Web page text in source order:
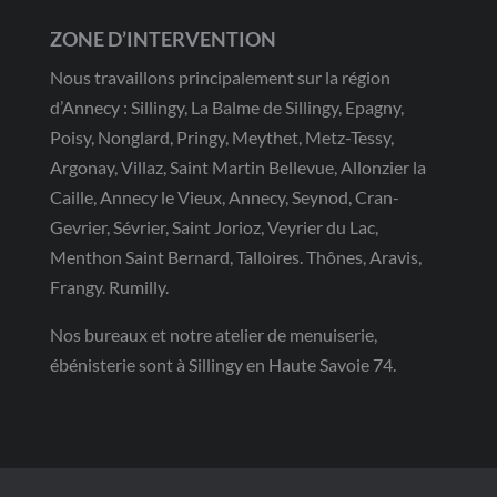
ZONE D’INTERVENTION
Nous travaillons principalement sur la région
d’Annecy : Sillingy, La Balme de Sillingy, Epagny,
Poisy, Nonglard, Pringy, Meythet, Metz-Tessy,
Argonay, Villaz, Saint Martin Bellevue, Allonzier la
Caille, Annecy le Vieux, Annecy, Seynod, Cran-
Gevrier, Sévrier, Saint Jorioz, Veyrier du Lac,
Menthon Saint Bernard, Talloires. Thônes, Aravis,
Frangy. Rumilly.
Nos bureaux et notre atelier de menuiserie,
ébénisterie sont à Sillingy en Haute Savoie 74.